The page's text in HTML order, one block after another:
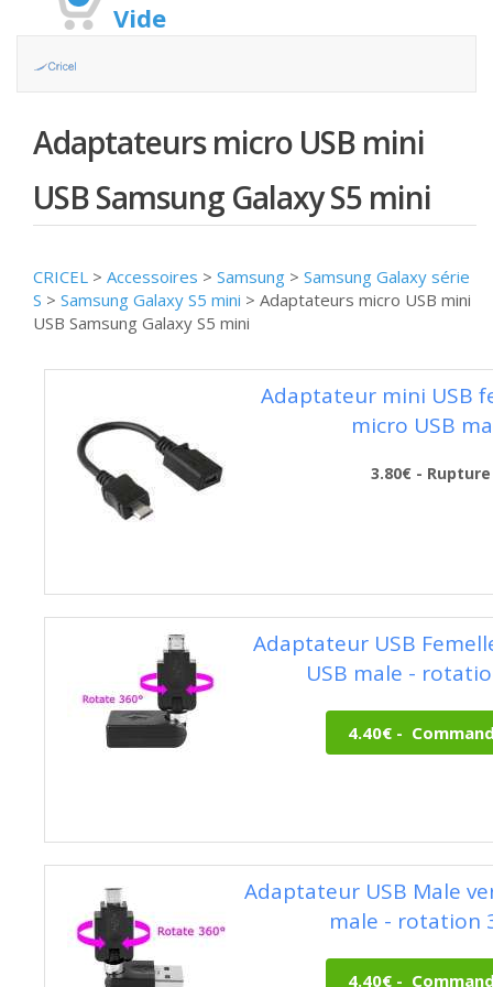
Vide
Adaptateurs micro USB mini
USB Samsung Galaxy S5 mini
CRICEL > Accessoires > Samsung > Samsung Galaxy série
S > Samsung Galaxy S5 mini > Adaptateurs micro USB mini
USB Samsung Galaxy S5 mini
Adaptateur mini USB
micro USB
3.80€ - Rupture
Adaptateur USB
USB male -
Adaptateur USB Male
male - rotation